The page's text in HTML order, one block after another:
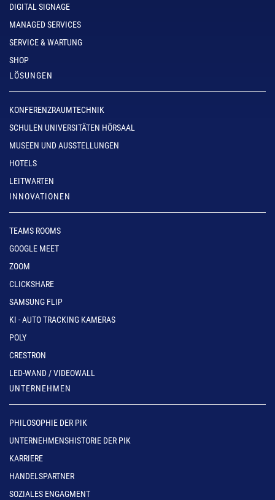
DIGITAL SIGNAGE
MANAGED SERVICES
SERVICE & WARTUNG
SHOP
LÖSUNGEN
KONFERENZRAUMTECHNIK
SCHULEN UNIVERSITÄTEN HÖRSAAL
MUSEEN UND AUSSTELLUNGEN
HOTELS
LEITWARTEN
INNOVATIONEN
TEAMS ROOMS
GOOGLE MEET
ZOOM
CLICKSHARE
SAMSUNG FLIP
KI - AUTO TRACKING KAMERAS
POLY
CRESTRON
LED-WAND / VIDEOWALL
UNTERNEHMEN
PHILOSOPHIE DER PIK
UNTERNEHMENSHISTORIE DER PIK
KARRIERE
HANDELSPARTNER
SOZIALES ENGAGMENT